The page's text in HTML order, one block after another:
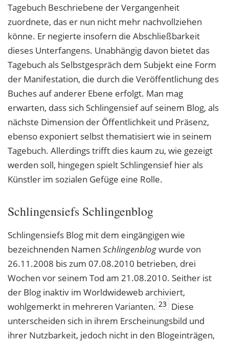
Tagebuch Beschriebene der Vergangenheit
zuordnete, das er nun nicht mehr nachvollziehen
könne. Er negierte insofern die Abschließbarkeit
dieses Unterfangens. Unabhängig davon bietet das
Tagebuch als Selbstgespräch dem Subjekt eine Form
der Manifestation, die durch die Veröffentlichung des
Buches auf anderer Ebene erfolgt. Man mag
erwarten, dass sich Schlingensief auf seinem Blog, als
nächste Dimension der Öffentlichkeit und Präsenz,
ebenso exponiert selbst thematisiert wie in seinem
Tagebuch. Allerdings trifft dies kaum zu, wie gezeigt
werden soll, hingegen spielt Schlingensief hier als
Künstler im sozialen Gefüge eine Rolle.
Schlingensiefs Schlingenblog
Schlingensiefs Blog mit dem eingängigen wie
bezeichnenden Namen Schlingenblogwurde von
26.11.2008 bis zum 07.08.2010 betrieben, drei
Wochen vor seinem Tod am 21.08.2010. Seither ist
der Blog inaktiv im Worldwideweb archiviert,
wohlgemerkt in mehreren Varianten. 23 Diese
unterscheiden sich in ihrem Erscheinungsbild und
ihrer Nutzbarkeit, jedoch nicht in den Blogeinträgen,